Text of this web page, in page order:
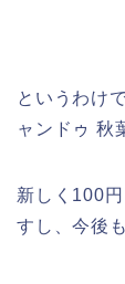
というわけ
ャンドゥ 秋
新しく100
すし、今後